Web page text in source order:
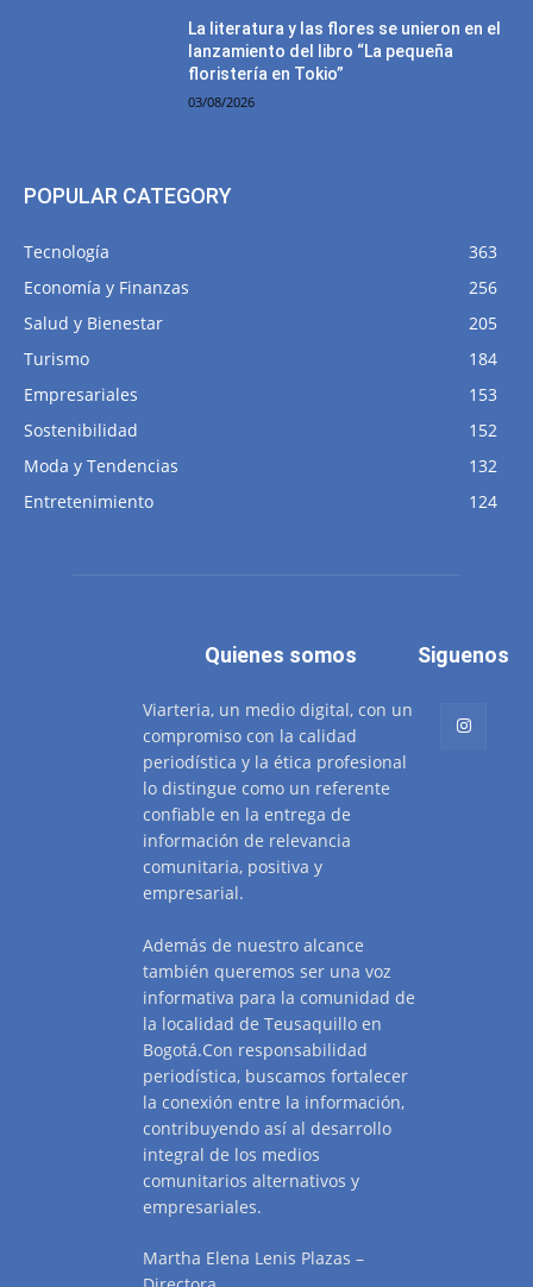
La literatura y las flores se unieron en el
lanzamiento del libro “La pequeña
floristería en Tokio”
03/08/2026
POPULAR CATEGORY
Tecnología
363
Economía y Finanzas
256
Salud y Bienestar
205
Turismo
184
Empresariales
153
Sostenibilidad
152
Moda y Tendencias
132
Entretenimiento
124
Quienes somos
Viarteria, un medio digital, con un
compromiso con la calidad
periodística y la ética profesional
lo distingue como un referente
confiable en la entrega de
información de relevancia
comunitaria, positiva y
empresarial.
Además de nuestro alcance
también queremos ser una voz
informativa para la comunidad de
la localidad de Teusaquillo en
Bogotá.Con responsabilidad
periodística, buscamos fortalecer
la conexión entre la información,
contribuyendo así al desarrollo
integral de los medios
comunitarios alternativos y
empresariales.
Martha Elena Lenis Plazas –
Siguenos